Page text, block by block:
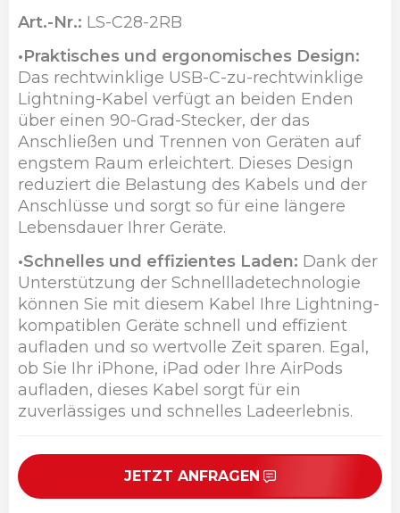
Art.-Nr.: LS-C28-2RB
•Praktisches und ergonomisches Design:
Das rechtwinklige USB-C-zu-rechtwinklige
Lightning-Kabel verfügt an beiden Enden
über einen 90-Grad-Stecker, der das
Anschließen und Trennen von Geräten auf
engstem Raum erleichtert. Dieses Design
reduziert die Belastung des Kabels und der
Anschlüsse und sorgt so für eine längere
Lebensdauer Ihrer Geräte.
•Schnelles und effizientes Laden: Dank der
Unterstützung der Schnellladetechnologie
können Sie mit diesem Kabel Ihre Lightning-
kompatiblen Geräte schnell und effizient
aufladen und so wertvolle Zeit sparen. Egal,
ob Sie Ihr iPhone, iPad oder Ihre AirPods
aufladen, dieses Kabel sorgt für ein
zuverlässiges und schnelles Ladeerlebnis.
JETZT ANFRAGEN